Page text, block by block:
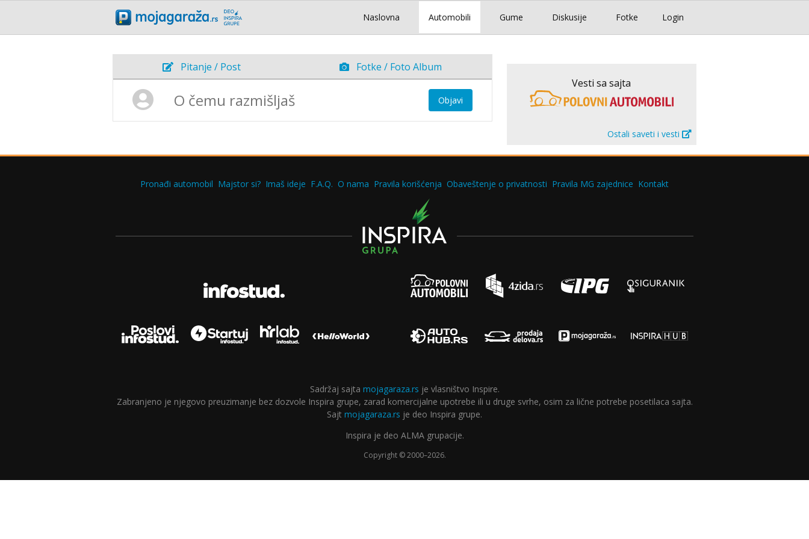
Login
Naslovna Automobili Gume Diskusije Fotke
Pitanje / Post Fotke / Foto Album
Objavi
Vesti sa sajta
Ostali saveti i vesti
Pronađi automobil Majstor si? Imaš ideje F.A.Q. O nama Pravila korišćenja Obaveštenje o privatnosti Pravila MG zajednice Kontakt
Sadržaj sajta mojagaraza.rs je vlasništvo Inspire.
Zabranjeno je njegovo preuzimanje bez dozvole Inspira grupe, zarad komercijalne upotrebe ili u druge svrhe, osim za lične potrebe posetilaca sajta.
Sajt mojagaraza.rs je deo Inspira grupe.
Inspira je deo ALMA grupacije.
Copyright © 2000–2026.